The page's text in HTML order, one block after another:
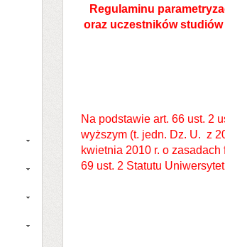
Regulaminu
oraz uczestników
Na podstawie art. 66 ust. 2
wyższym (t. jedn. Dz. U. z
kwietnia 2010 r. o
69 ust. 2 Statutu